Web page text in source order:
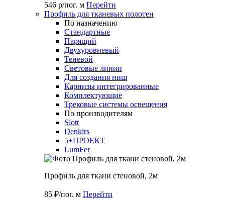
546 р/пог. м Перейти
Профиль для тканевых полотен
По назначению
Стандартные
Парящий
Двухуровневый
Теневой
Световые линии
Для создания ниш
Карнизы интегрированные
Комплектующие
Трековые системы освещения
По производителям
Slott
Denkirs
5+ПРОЕКТ
LumFer
Профиль для ткани стеновой, 2м
85 ₽/пог. м Перейти